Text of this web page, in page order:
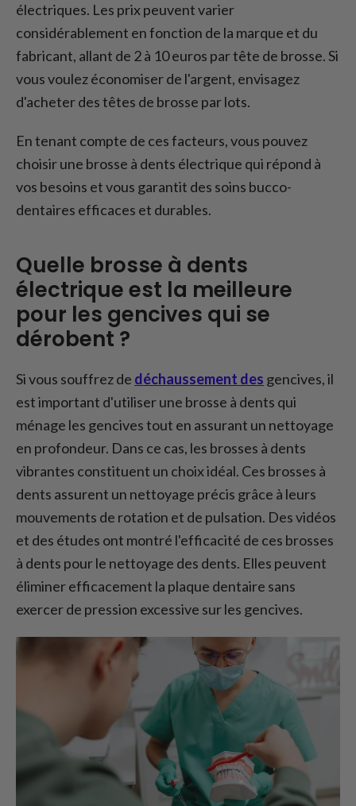
électriques. Les prix peuvent varier
considérablement en fonction de la marque et du
fabricant, allant de 2 à 10 euros par tête de brosse. Si
vous voulez économiser de l'argent, envisagez
d'acheter des têtes de brosse par lots.
En tenant compte de ces facteurs, vous pouvez
choisir une brosse à dents électrique qui répond à
vos besoins et vous garantit des soins bucco-
dentaires efficaces et durables.
Quelle brosse à dents
électrique est la meilleure
pour les gencives qui se
dérobent ?
Si vous souffrez de déchaussement des gencives, il
est important d'utiliser une brosse à dents qui
ménage les gencives tout en assurant un nettoyage
en profondeur. Dans ce cas, les brosses à dents
vibrantes constituent un choix idéal. Ces brosses à
dents assurent un nettoyage précis grâce à leurs
mouvements de rotation et de pulsation. Des vidéos
et des études ont montré l'efficacité de ces brosses
à dents pour le nettoyage des dents. Elles peuvent
éliminer efficacement la plaque dentaire sans
exercer de pression excessive sur les gencives.